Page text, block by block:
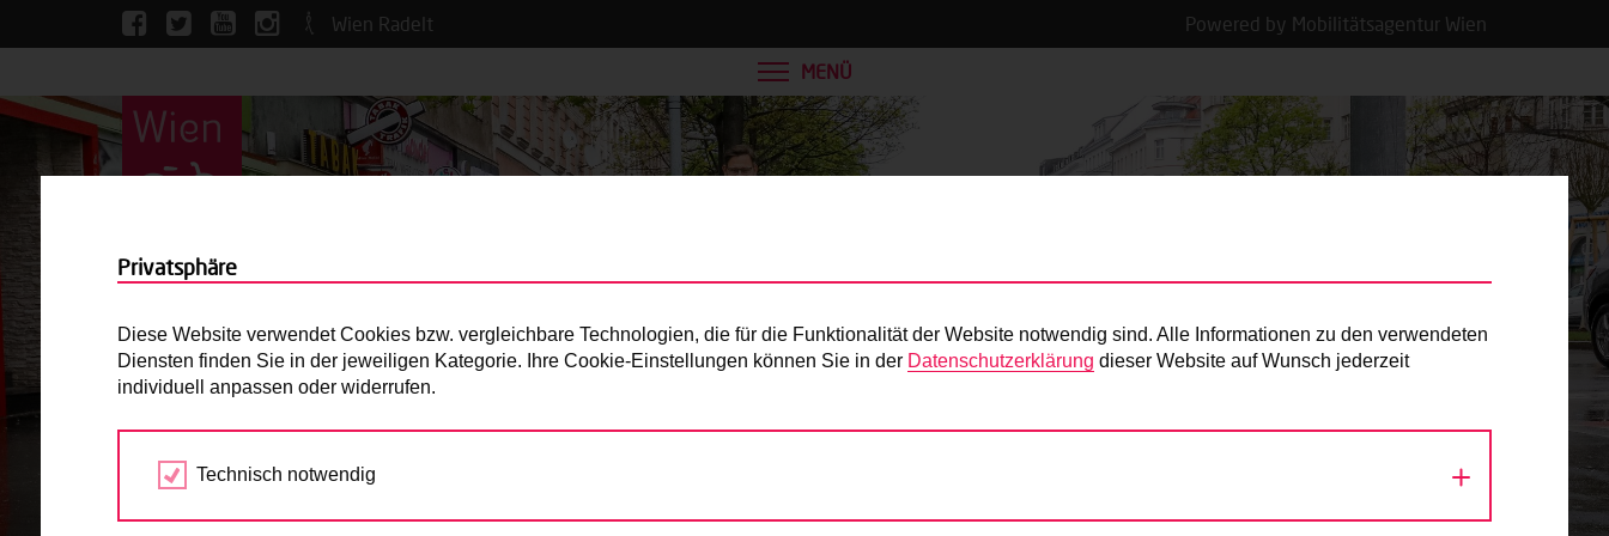
Wien Radelt Powered by Mobilitätsagentur Wien
MENÜ
Presse
Privatsphäre
Diese Website verwendet Cookies bzw. vergleichbare Technologien, die für die Funktionalität der Website notwendig sind. Alle Informationen zu den verwendeten
Diensten finden Sie in der jeweiligen Kategorie. Ihre Cookie-Einstellungen können Sie in der Datenschutzerklärung dieser Website auf Wunsch jederzeit
individuell anpassen oder widerrufen.
Technisch notwendig